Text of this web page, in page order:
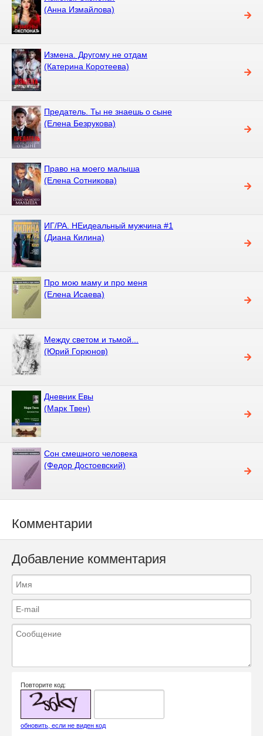
(Анна Измайлова)
Измена. Другому не отдам
(Катерина Коротеева)
Предатель. Ты не знаешь о сыне
(Елена Безрукова)
Право на моего малыша
(Елена Сотникова)
ИГ/РА. НЕидеальный мужчина #1
(Диана Килина)
Про мою маму и про меня
(Елена Исаева)
Между светом и тьмой...
(Юрий Горюнов)
Дневник Евы
(Марк Твен)
Сон смешного человека
(Федор Достоевский)
Комментарии
Добавление комментария
Повторите код:
обновить, если не виден код